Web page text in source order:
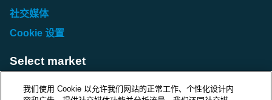
社交媒体
Cookie 设置
Select market
Choose local site
我们使用 Cookie 以允许我们网站的正常工作、个性化设计内